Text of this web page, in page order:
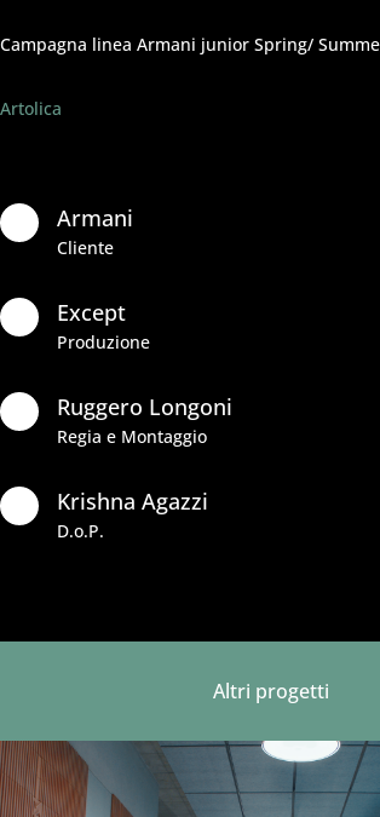
Campagna linea Armani junior Spring/
Artolica
Armani
Cliente
Except
Produzione
Ruggero Longoni
Regia e Montaggio
Krishna Agazzi
D.o.P.
Altri progetti